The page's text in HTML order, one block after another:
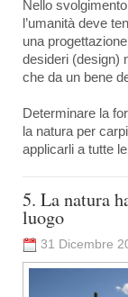
Nello
l’umanità deve
una
desideri (design)
che da un bene
Determinare la
la natura per
applicarli a tutte
5. La natura
luogo
31 Dicembre